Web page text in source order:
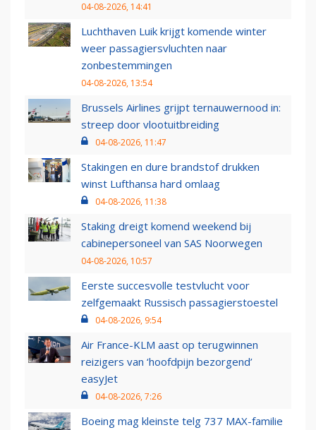
04-08-2026, 14:41
Luchthaven Luik krijgt komende winter
weer passagiersvluchten naar
zonbestemmingen
04-08-2026, 13:54
Brussels Airlines grijpt ternauwernood in:
streep door vlootuitbreiding
04-08-2026, 11:47
Stakingen en dure brandstof drukken
winst Lufthansa hard omlaag
04-08-2026, 11:38
Staking dreigt komend weekend bij
cabinepersoneel van SAS Noorwegen
04-08-2026, 10:57
Eerste succesvolle testvlucht voor
zelfgemaakt Russisch passagierstoestel
04-08-2026, 9:54
Air France-KLM aast op terugwinnen
reizigers van ‘hoofdpijn bezorgend’
easyJet
04-08-2026, 7:26
Boeing mag kleinste telg 737 MAX-familie